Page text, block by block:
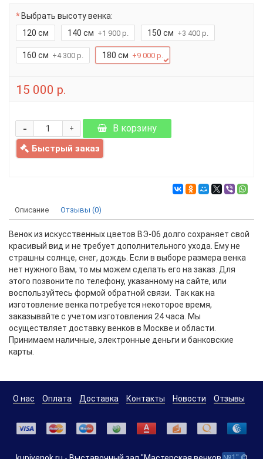
Выбрать высоту венка:
120 см
140 см +1 900 р. 150 см +3 400 р.
160 см +4 300 р. 180 см +9 000 р.
15 000 р.
+
- В корзину
Быстрый заказ
Описание Отзывы (0)
Венок из искусственных цветов BЭ-06 долго сохраняет свой
красивый вид и не требует дополнительного ухода. Ему не
страшны солнце, снег, дождь. Если в выборе размера венка
нет нужного Вам, то мы можем сделать его на заказ. Для
этого позвоните по телефону, указанному на сайте, или
воспользуйтесь формой обратной связи. Так как на
изготовление венка потребуется некоторое время,
заказывайте с учетом изготовления 24 часа. Мы
осуществляет доставку венков в Москве и области.
Принимаем наличные, электронные деньги и банковские
карты.
О нас Оплата Доставка Контакты Новости Отзывы